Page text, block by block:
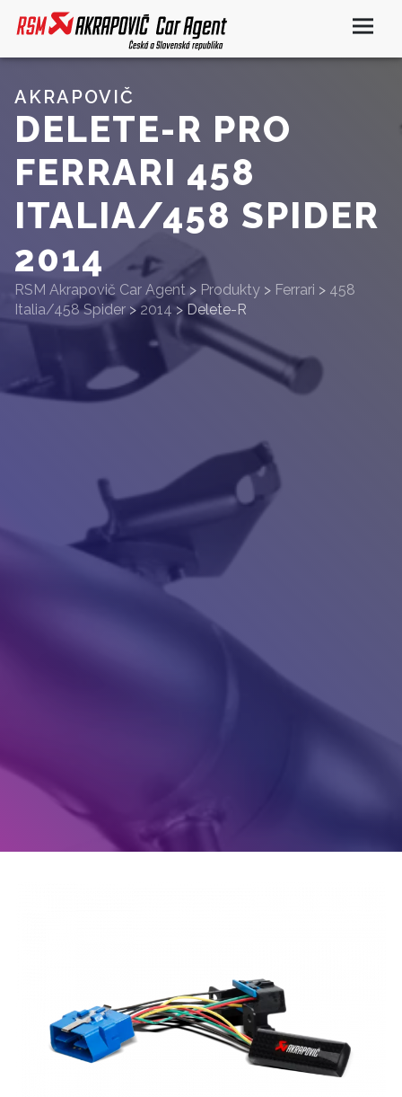
AKRAPOVIČ
DELETE-R PRO
FERRARI 458
ITALIA/458 SPIDER
2014
RSM Akrapovič Car Agent > Produkty > Ferrari > 458
Italia/458 Spider > 2014 > Delete-R